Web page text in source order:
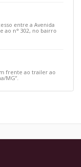
entre a Avenida
ao n° 302, no bairro
frente ao trailer ao
MG”.